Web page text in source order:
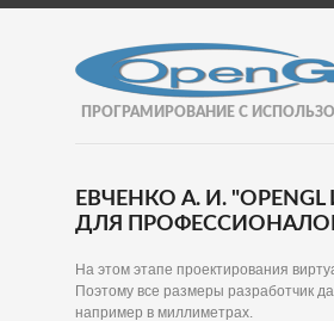
ПРОГРАМИРОВАНИЕ С
ЕВЧЕНКО А. И.
ДЛЯ
На этом этапе проектирования
Поэтому все размеры разработчик
например в миллиметрах.